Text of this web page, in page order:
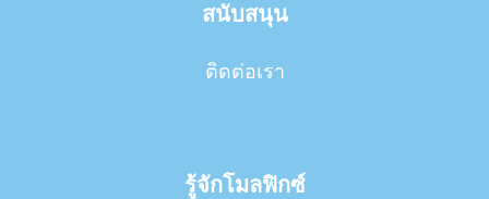
สนับสนุน
ติดต่อเรา
รู้จักโมลฟิกซ์